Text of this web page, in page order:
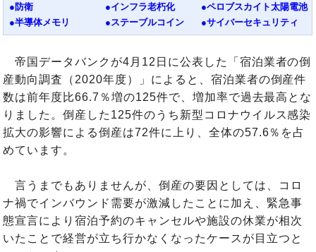
●防衛
●インフラ老朽化
●ペロブスカイト太陽電池
●半導体メモリ
●ステーブルコイン ●サイバーセキュリティ
帝国データバンクが4月12日に公表した「宿泊業者の倒
産動向調査（2020年度）」によると、宿泊業者の倒産件
数は前年度比66.7％増の125件で、増加率で過去最高とな
りました。倒産した125件のうち新型コロナウイルス感染
拡大の影響による倒産は72件に上り、全体の57.6％を占
めています。
言うまでもありませんが、倒産の要因としては、コロ
ナ禍でインバウンド需要が激減したことに加え、緊急事
態宣言により宿泊予約のキャンセルや施設の休業が相次
いたことで経営が立ち行かなくなったケースが目立つと